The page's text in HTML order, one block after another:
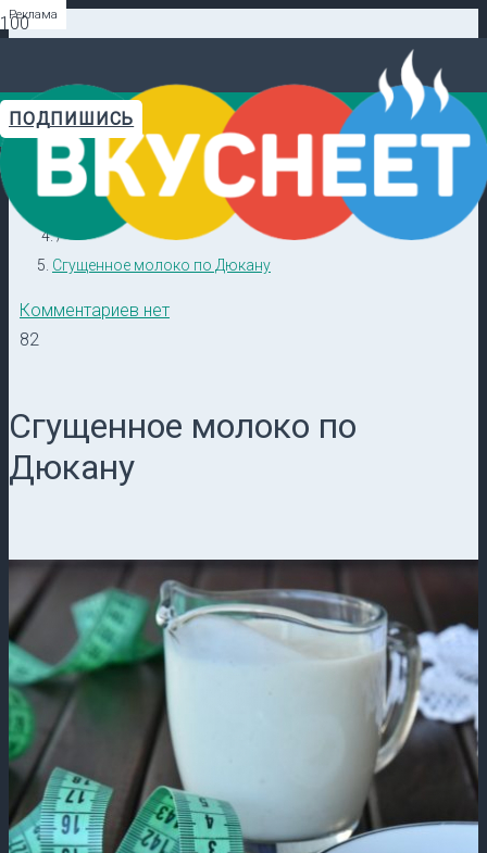
ПОДПИШИСЬ
Видеорецепты в ТГ →
Главная
/
Кулинарные секреты
/
Сгущенное молоко по Дюкану
Комментариев нет
82
Сгущенное молоко по
Дюкану
Реклама
Реклама
Реклама
Реклама
Реклама
Реклама